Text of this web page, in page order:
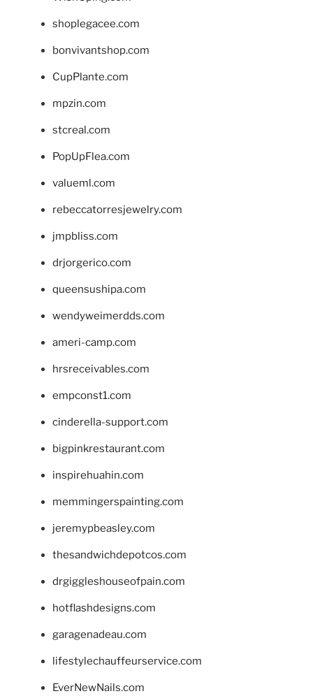
shoplegacee.com
bonvivantshop.com
CupPlante.com
mpzin.com
stcreal.com
PopUpFlea.com
valueml.com
rebeccatorresjewelry.com
jmpbliss.com
drjorgerico.com
queensushipa.com
wendyweimerdds.com
ameri-camp.com
hrsreceivables.com
empconst1.com
cinderella-support.com
bigpinkrestaurant.com
inspirehuahin.com
memmingerspainting.com
jeremypbeasley.com
thesandwichdepotcos.com
drgiggleshouseofpain.com
hotflashdesigns.com
garagenadeau.com
lifestylechauffeurservice.com
EverNewNails.com